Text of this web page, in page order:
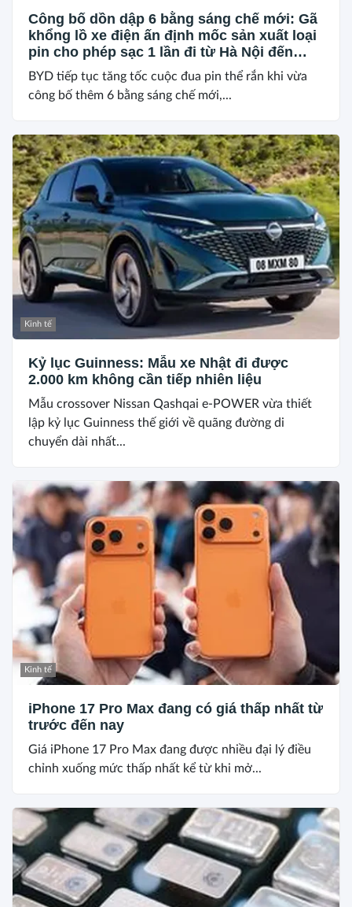
Công bố dồn dập 6 bằng sáng chế mới: Gã
khổng lồ xe điện ấn định mốc sản xuất loại
pin cho phép sạc 1 lần đi từ Hà Nội đến
TP.HCM
BYD tiếp tục tăng tốc cuộc đua pin thể rắn khi vừa
công bố thêm 6 bằng sáng chế mới,...
Kinh tế
Kỷ lục Guinness: Mẫu xe Nhật đi được
2.000 km không cần tiếp nhiên liệu
Mẫu crossover Nissan Qashqai e-POWER vừa thiết
lập kỷ lục Guinness thế giới về quãng đường di
chuyển dài nhất...
Kinh tế
iPhone 17 Pro Max đang có giá thấp nhất từ
trước đến nay
Giá iPhone 17 Pro Max đang được nhiều đại lý điều
chỉnh xuống mức thấp nhất kể từ khi mở...